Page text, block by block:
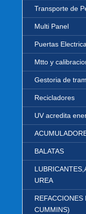
Transporte de
Multi Panel
Puertas
Mtto y
Gestoria de
Recicladores
UV acredita
BALATAS
UREA
REFACCIONES
CUMMINS)